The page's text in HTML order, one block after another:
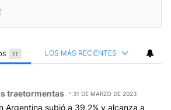
11 LOS MÁS RECIENTES
traetormentas 31 DE MARZO DE 2023
Argentina subió a 39,2% y alcanza a